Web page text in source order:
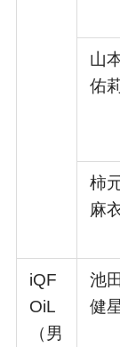
⼭
佑
柿
⿇
iQF
OiL
（男
池⽥
健